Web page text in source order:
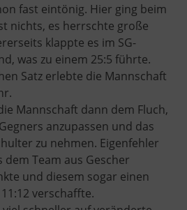
fast eintönig. Hier ging beim
nichts, es herrschte große
klappte es im SG-
was zu einem 25:5 führte.
Satz erlebte die Mannschaft
Mannschaft dann dem Fluch,
anzupassen und das
zu nehmen. Eigenfehler
dem Team aus Gescher
und diesem sogar einen
verschaffte.